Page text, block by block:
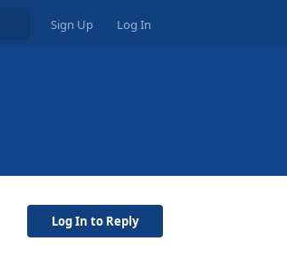
Sign Up Log In
Log In to Reply